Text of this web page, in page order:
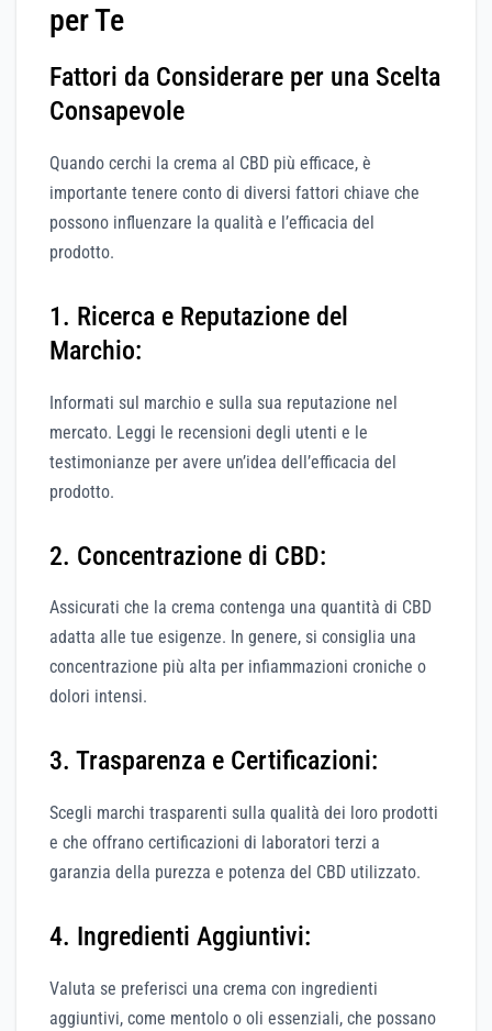
per Te
Fattori da Considerare per una Scelta
Consapevole
Quando cerchi la crema al CBD più efficace, è
importante tenere conto di diversi fattori chiave che
possono influenzare la qualità e l’efficacia del
prodotto.
1. Ricerca e Reputazione del
Marchio:
Informati sul marchio e sulla sua reputazione nel
mercato. Leggi le recensioni degli utenti e le
testimonianze per avere un’idea dell’efficacia del
prodotto.
2. Concentrazione di CBD:
Assicurati che la crema contenga una quantità di CBD
adatta alle tue esigenze. In genere, si consiglia una
concentrazione più alta per infiammazioni croniche o
dolori intensi.
3. Trasparenza e Certificazioni:
Scegli marchi trasparenti sulla qualità dei loro prodotti
e che offrano certificazioni di laboratori terzi a
garanzia della purezza e potenza del CBD utilizzato.
4. Ingredienti Aggiuntivi:
Valuta se preferisci una crema con ingredienti
aggiuntivi, come mentolo o oli essenziali, che possano